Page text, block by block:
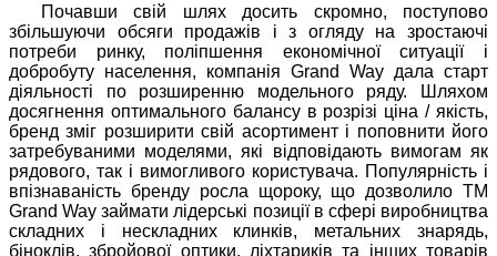
Почавши свій шлях досить скромно, поступово
збільшуючи обсяги продажів і з огляду на зростаючі
потреби ринку, поліпшення економічної ситуації і
добробуту населення, компанія Grand Way дала старт
діяльності по розширенню модельного ряду.
Шляхом
досягнення оптимального балансу в розрізі ціна / якість,
бренд зміг розширити свій асортимент і поповнити його
затребуваними моделями, які відповідають вимогам як
рядового, так і вимогливого користувача. Популярність і
впізнаваність бренду росла щороку, що дозволило ТМ
Grand Way займати лідерські позиції в сфері виробництва
складних і нескладних клинків, метальних знарядь,
біноклів, збройової оптики, ліхтариків та інших товарів